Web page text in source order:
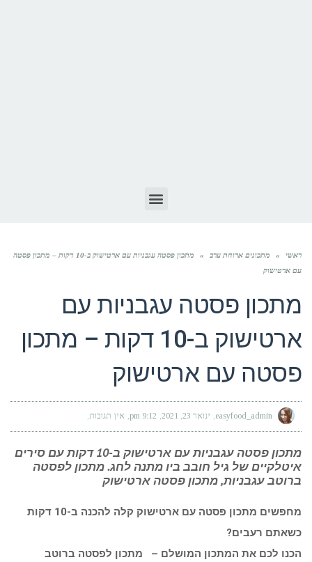
ראשי » מתכונים ארוחת ערב »
מתכון פסטה עגבניות עם ארטישוק ב-10 דקות – מתכון פסטה
עם ארטישוק
מתכון פסטה עגבניות עם
ארטישוק ב-10 דקות – מתכון
פסטה עם ארטישוק
easyfood_admin ינואר 23, 2021 9:12 pm אין תגובות
מתכון פסטה עגבניות עם ארטישוק ב-10 דקות עם סירים
איטלקיים של גיל חובב ביו מתנה לחג. מתכון לפסטה
ברוטב עגבניות, מתכון פסטה ארטישוק
מחפשים מתכון פסטה עם ארטישוק קלה להכנה ב-10 דקות
כשאתם רעבים?
הכנו לכם את המתכון המושלם – מתכון לפסטה ברוטב